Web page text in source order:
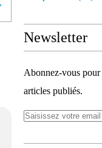
Newsletter
Abonnez-vous
articles publiés.